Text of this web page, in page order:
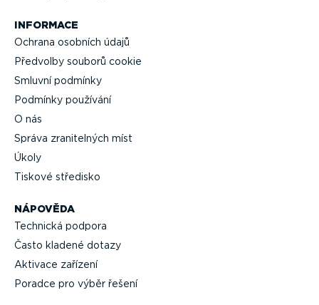
NÁPOVĚDA
Technická podpora
Často kladené dotazy
Aktivace zařízení
Poradce pro výběr řešení
INFORMACE
Ochrana osobních údajů
Předvolby souborů cookie
Smluvní podmínky
Podmínky používání
O nás
Správa zrani­telných míst
Úkoly
Tiskové středisko